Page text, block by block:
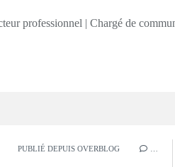
PUBLIÉ DEPUIS OVERBLOG